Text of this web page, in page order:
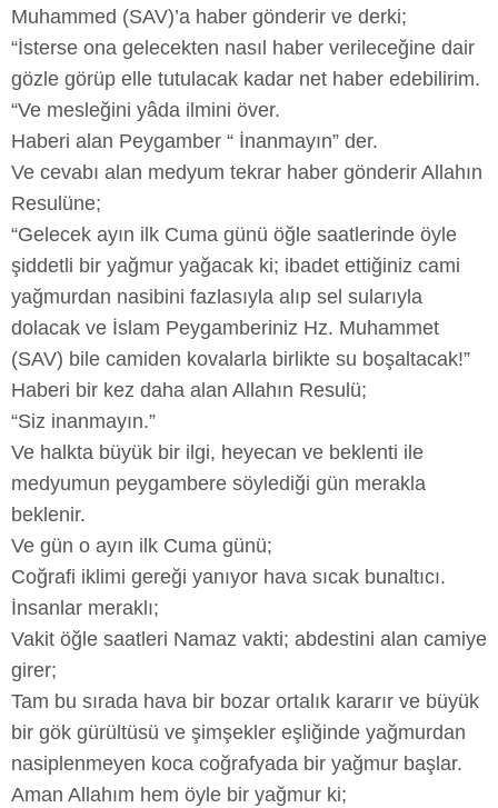
Muhammed (SAV)’a haber gönderir ve derki;
“İsterse ona gelecekten nasıl haber verileceğine dair
gözle görüp elle tutulacak kadar net haber edebilirim.
“Ve mesleğini yâda ilmini över.
Haberi alan Peygamber “ İnanmayın” der.
Ve cevabı alan medyum tekrar haber gönderir Allahın
Resulüne;
“Gelecek ayın ilk Cuma günü öğle saatlerinde öyle
şiddetli bir yağmur yağacak ki; ibadet ettiğiniz cami
yağmurdan nasibini fazlasıyla alıp sel sularıyla
dolacak ve İslam Peygamberiniz Hz. Muhammet
(SAV) bile camiden kovalarla birlikte su boşaltacak!”
Haberi bir kez daha alan Allahın Resulü;
“Siz inanmayın.”
Ve halkta büyük bir ilgi, heyecan ve beklenti ile
medyumun peygambere söylediği gün merakla
beklenir.
Ve gün o ayın ilk Cuma günü;
Coğrafi iklimi gereği yanıyor hava sıcak bunaltıcı.
İnsanlar meraklı;
Vakit öğle saatleri Namaz vakti; abdestini alan camiye
girer;
Tam bu sırada hava bir bozar ortalık kararır ve büyük
bir gök gürültüsü ve şimşekler eşliğinde yağmurdan
nasiplenmeyen koca coğrafyada bir yağmur başlar.
Aman Allahım hem öyle bir yağmur ki;